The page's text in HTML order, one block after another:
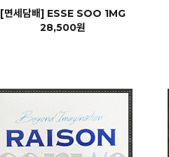
[면세담배] ESSE SOO 1MG
28,500원